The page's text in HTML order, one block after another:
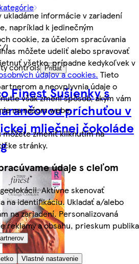
ukladáme informácie v zariadení
napríklad k jedinečným
cookie, za účelom spracúvania
môžete udeliť alebo spravovať
všetko, prípadne kedykoľvek v
údajov a cookies. Tieto
a neovplyvnia údaje o
však zmení spôsob, akým vám
na našom webe.
môžete zmeniť kliknutím na
stránky.
údaje s cieľom
Aktívne skenovať
na identifikáciu. Ukladať a/alebo
na zariadení. Personalizovaná
reklamy a obsahu, prieskum publika
Vlastné nastavenie
l
controls Pridať
Finest Sušienky s
príchuťou v
mliečnej čokoláde